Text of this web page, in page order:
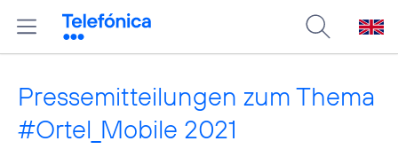
Pressemitteilungen zum Thema
#Ortel_Mobile 2021